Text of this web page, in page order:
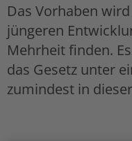
Das Vorhaben
jüngeren
Mehrheit finden.
das Gesetz unter
zumindest in